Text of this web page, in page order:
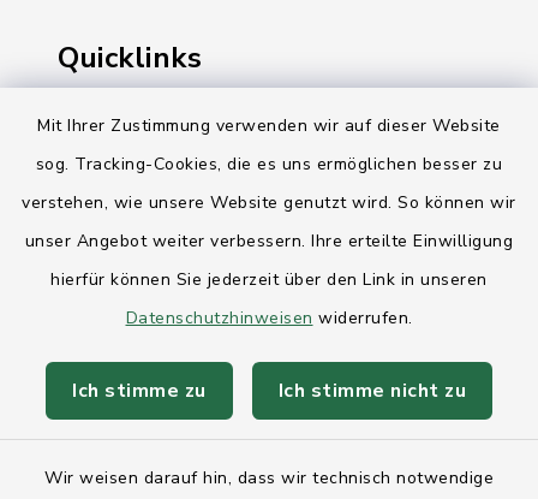
Mit Ihrer Zustimmung verwenden wir auf dieser Website
sog. Tracking-Cookies, die es uns ermöglichen besser zu
verstehen, wie unsere Website genutzt wird. So können wir
unser Angebot weiter verbessern. Ihre erteilte Einwilligung
hierfür können Sie jederzeit über den Link in unseren
Datenschutzhinweisen widerrufen.
Ich stimme zu Ich stimme nicht zu
Wir weisen darauf hin, dass wir technisch notwendige
Quicklinks
Ihre Behördennummer 115
Landesregierung Schleswig-Holstein
AktivRegion Mittelholstein